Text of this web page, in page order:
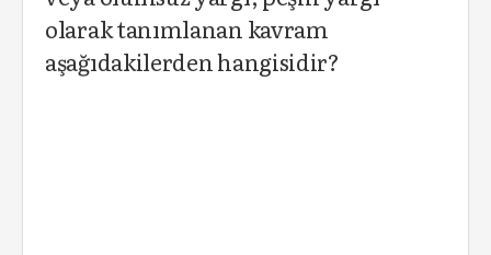
olarak tanımlanan kavram
aşağıdakilerden hangisidir?